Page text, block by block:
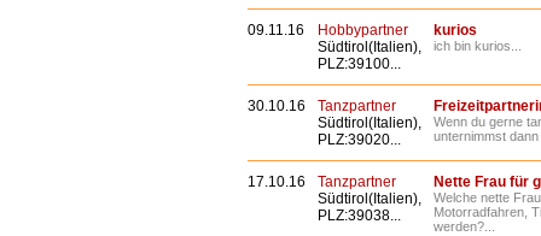
09.11.16
Hobbypartner
Südtirol(Italien),
PLZ:39100...
kurios
ich bin kurios...
30.10.16
Tanzpartner
Südtirol(Italien),
PLZ:39020...
Wenn du gerne
unternimmst
17.10.16
Tanzpartner
Südtirol(Italien),
PLZ:39038...
Nette Frau für
Welche nette
Motorradfahren,
werden?...